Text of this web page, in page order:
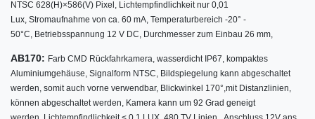
NTSC 628(H)×586(V) Pixel, Lichtempfindlichkeit nur 0,01
Lux, Stromaufnahme von ca. 60 mA, Temperaturbereich -20° -
50°C, Betriebsspannung 12 V DC, Durchmesser zum Einbau 26 mm,
AB170: Farb CMD Rückfahrkamera, wasserdicht IP67, kompaktes
Aluminiumgehäuse, Signalform NTSC, Bildspiegelung kann abgeschaltet
werden, somit auch vorne verwendbar, Blickwinkel 170°,mit Distanzlinien,
können abgeschaltet werden, Kamera kann um 92 Grad geneigt